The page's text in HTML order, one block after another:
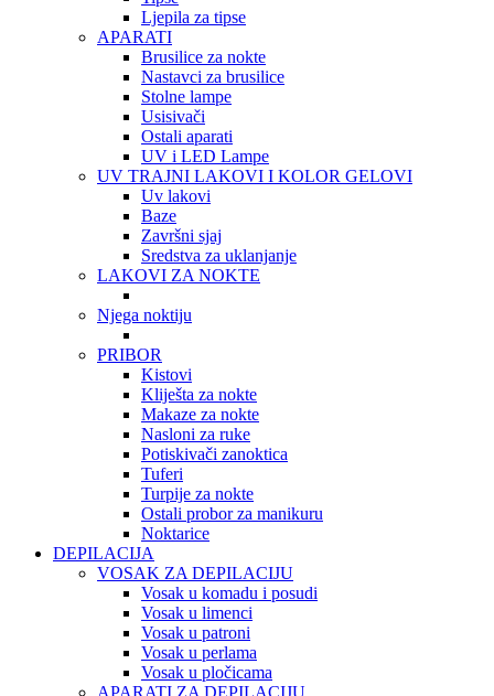
Ljepila za tipse
APARATI
Brusilice za nokte
Nastavci za brusilice
Stolne lampe
Usisivači
Ostali aparati
UV i LED Lampe
UV TRAJNI LAKOVI I KOLOR GELOVI
Uv lakovi
Baze
Završni sjaj
Sredstva za uklanjanje
LAKOVI ZA NOKTE
Njega noktiju
PRIBOR
Kistovi
Kliješta za nokte
Makaze za nokte
Nasloni za ruke
Potiskivači zanoktica
Tuferi
Turpije za nokte
Ostali probor za manikuru
Noktarice
DEPILACIJA
VOSAK ZA DEPILACIJU
Vosak u komadu i posudi
Vosak u limenci
Vosak u patroni
Vosak u perlama
Vosak u pločicama
APARATI ZA DEPILACIJU